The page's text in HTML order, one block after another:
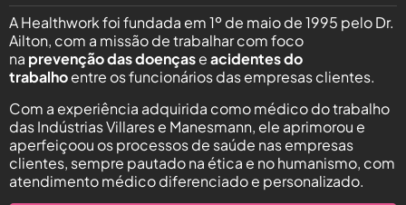
A Healthwork foi fundada em 1º de maio de 1995 pelo Dr.
Ailton, com a missão de trabalhar com foco
na prevenção das doençaseacidentes do
trabalhoentre os funcionários das empresas clientes.
Com a experiência adquirida como médico do trabalho
das Indústrias Villares e Manesmann, ele aprimorou e
aperfeiçoou os processos de saúde nas empresas
clientes, sempre pautado na ética e no humanismo, com
atendimento médico diferenciado e personalizado.